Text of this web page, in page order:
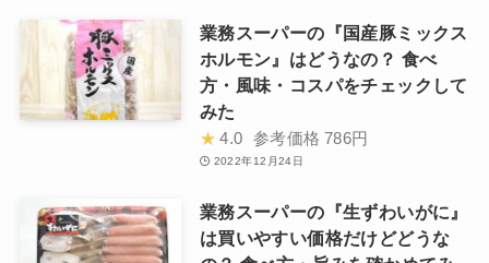
業務スーパーの『国産豚ミックス
ホルモン』はどうなの？ 食べ
方・風味・コスパをチェックして
みた
★ 4.0 参考価格 786円
2022年12月24日
業務スーパーの『生ずわいがに』
は買いやすい価格だけどどうな